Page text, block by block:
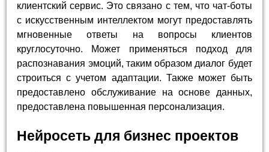
клиентский сервис. Это связано с тем, что чат-боты
с искусственным интеллектом могут предоставлять
мгновенные ответы на вопросы клиентов
круглосуточно. Может применяться подход для
распознавания эмоций, таким образом диалог будет
строиться с учетом адаптации. Также может быть
предоставлено обслуживание на основе данных,
предоставлена повышенная персонализация.
Нейросеть для бизнес проектов